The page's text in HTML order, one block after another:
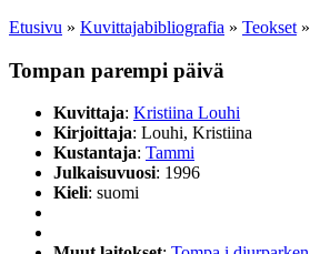
Etusivu » Kuvittaja­bibliografia » Teokset »
Tompan parempi päivä
Kuvittaja: Kristiina Louhi
Kirjoittaja: Louhi, Kristiina
Kustantaja: Tammi
Julkaisuvuosi: 1996
Kieli: suomi